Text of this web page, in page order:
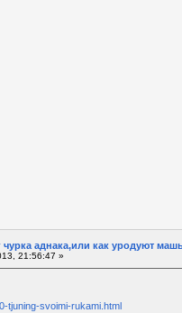
аднака,или как уродуют
21:56:47 »
tjuning-svoimi-rukami.html